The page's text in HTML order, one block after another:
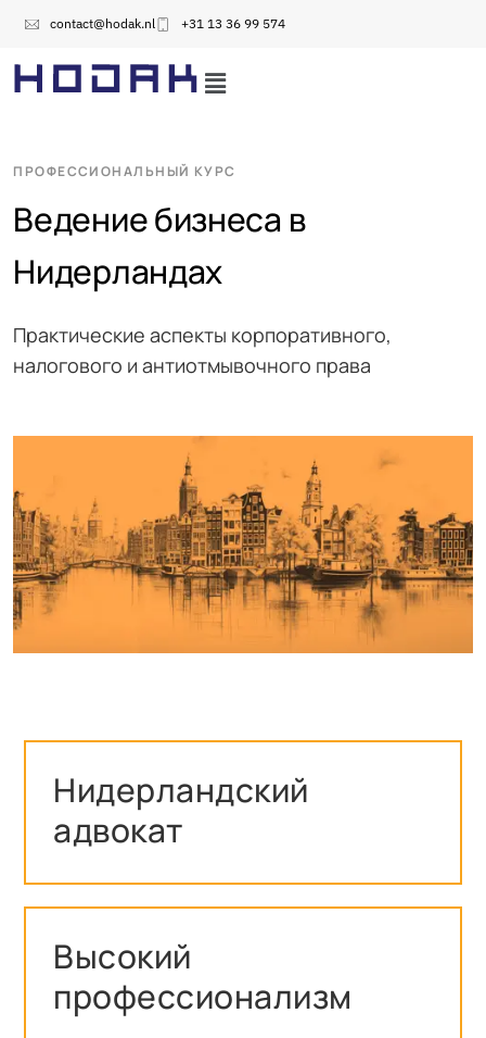
contact@hodak.nl +31 13 36 99 574
ПРОФЕССИОНАЛЬНЫЙ КУРС
Ведение бизнеса в
Нидерландах
Практические аспекты корпоративного,
налогового и антиотмывочного права
Нидерландский
адвокат
Высокий
профессионализм